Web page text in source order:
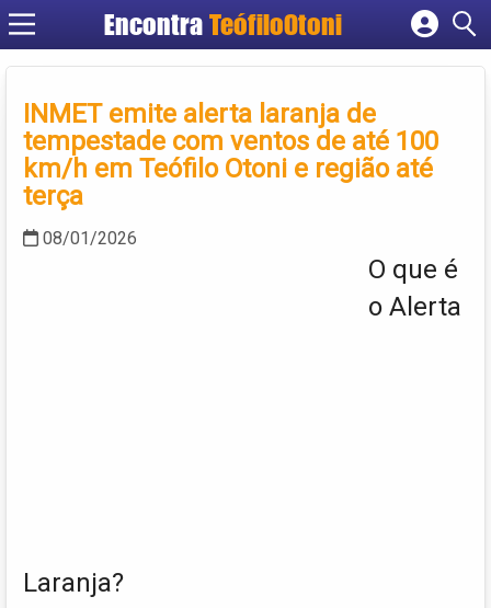
Encontra TeófiloOtoni
Cadastrar empresa
Criar conta
INMET emite alerta laranja de
tempestade com ventos de até 100
km/h em Teófilo Otoni e região até
terça
08/01/2026
O que é
o Alerta
Laranja?